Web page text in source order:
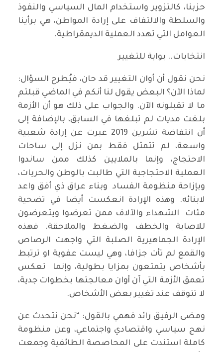
حزبنا، كالتزوير واستخدام المال السياسي والنفوذ
والسلطة والالتفاف على إرادة المواطن، هي برأينا
العوامل التي تهدد العملية الديمقراطية.
انتخابات.. بوابة للتغيير
نحن نقول أن أوان التغيير قد حان، فيُطرح السؤال:
لماذا الآن؟ البعض يقول لنا أنكم في الماضي قبلتم
ما لا تقبلونه الآن. والجواب على ذلك هو أن الأزمة
بلغت مديات لم تبلغها في السابق، بالإضافة إلى
أن انتفاضة تشرين 2019 عبرت عن إرادة شعبية
واسعة، لم تتمثل فقط بمن نزل إلى ساحات
الاحتجاج، وإنما بالملايين كذلك ممن ساندوا
العملية الاحتجاجية التي طالبت بالوطن والحريات،
وبإزاحة منظومة الفساد وبناء عراق ذي أفق واعد
لابنائه. وهذه الإرادة انعكست أيضا في تضحية
مئات الشهداء والآلاف ممن تعرضوا ويتعرضون
للاصابة والخطف والضغط والملاحقة. فهذه
الإرادة الجماهيرية الصلبة التي واجهت الرصاص
والقمع لم تأت جزافا، وهي ليست عفوية او ترتبط
بأشخاص يتمتعون بمزايا بطولية، وإنما تعكس
تعمق الأزمة التي آن أوان معالجتها بخطوات جدية،
لا تتوقف عند تغيير بعض الأشخاص.
ومضى الرفيق رائد فهمي بالقول: “نحن نتحدث عن
نهج سياسي واقتصادي واجتماعي، وعن منظومة
كاملة استندت على المحاصصة الطائفية وجمعت